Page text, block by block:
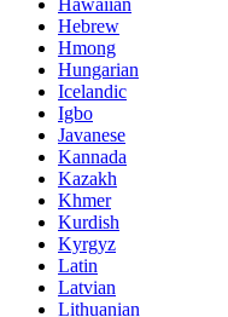
Hawaiian
Hebrew
Hmong
Hungarian
Icelandic
Igbo
Javanese
Kannada
Kazakh
Khmer
Kurdish
Kyrgyz
Latin
Latvian
Lithuanian